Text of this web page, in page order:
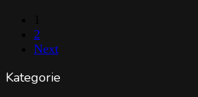
2
Next
Kategorie